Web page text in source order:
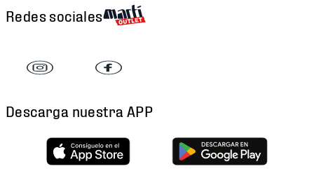
Redes sociales
Descarga nuestra APP